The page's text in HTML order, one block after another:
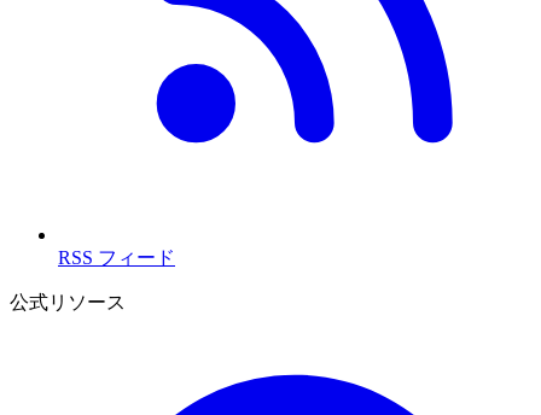
RSS フィード
公式リソース